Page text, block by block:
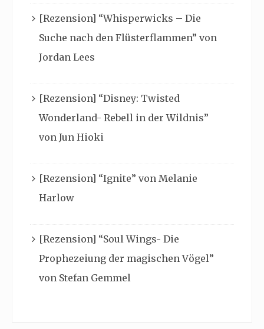
[Rezension] “Whisperwicks – Die
Suche nach den Flüsterflammen” von
Jordan Lees
[Rezension] “Disney: Twisted
Wonderland- Rebell in der Wildnis”
von Jun Hioki
[Rezension] “Ignite” von Melanie
Harlow
[Rezension] “Soul Wings- Die
Prophezeiung der magischen Vögel”
von Stefan Gemmel